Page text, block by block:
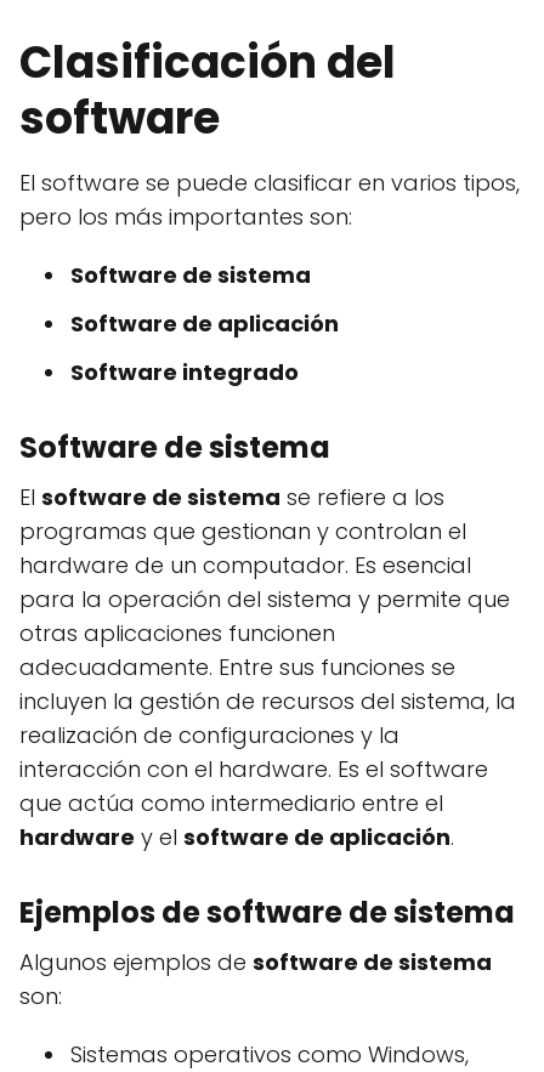
Clasificación del
software
El software se puede clasificar en varios tipos,
pero los más importantes son:
Software de sistema
Software de aplicación
Software integrado
Software de sistema
El software de sistema se refiere a los
programas que gestionan y controlan el
hardware de un computador. Es esencial
para la operación del sistema y permite que
otras aplicaciones funcionen
adecuadamente. Entre sus funciones se
incluyen la gestión de recursos del sistema, la
realización de configuraciones y la
interacción con el hardware. Es el software
que actúa como intermediario entre el
hardware y el software de aplicación.
Ejemplos de software de sistema
Algunos ejemplos de software de sistema
son:
Sistemas operativos como Windows,